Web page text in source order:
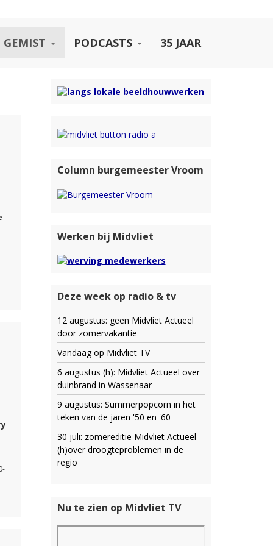
PODCASTS 35 JAAR
Column burgemeester Vroom
Werken bij Midvliet
Deze week op radio & tv
12 augustus: geen Midvliet Actueel
door zomervakantie
Vandaag op Midvliet TV
6 augustus (h): Midvliet Actueel over
duinbrand in Wassenaar
9 augustus: Summerpopcorn in het
teken van de jaren '50 en '60
30 juli: zomereditie Midvliet Actueel
(h)over droogteproblemen in de
regio
Nu te zien op Midvliet TV